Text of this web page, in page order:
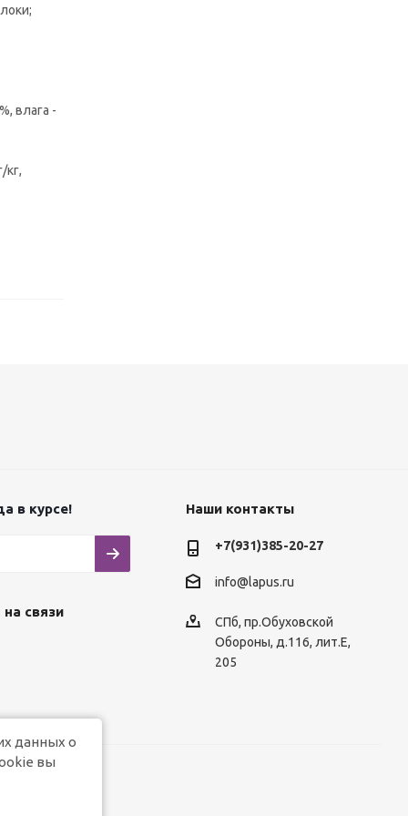
влага -
кг,
в курсе!
связи
Наши контакты
+7(931)385-20-27
info@lapus.ru
СПб, пр.Обуховской
Обороны, д.116, лит.Е,
205
данных о
вы